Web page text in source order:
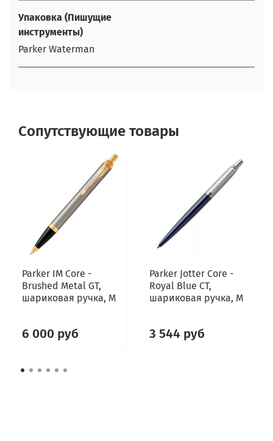
Упаковка (Пишущие
инструменты)
Parker Waterman
Сопутствующие товары
Parker IM Core -
Brushed Metal GT,
шариковая ручка, M
6 000 руб
Parker Jotter Core -
Royal Blue CT,
шариковая ручка, M
3 544 руб